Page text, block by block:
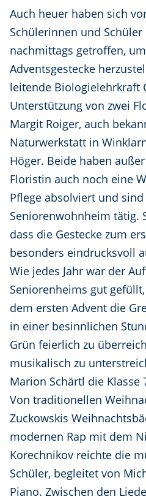
Auch heuer haben sich
Schülerinnen und Schüler
nachmittags getroffen,
Adventsgestecke
leitende Biologielehrkraft
Unterstützung von zwei
Margit Roiger, auch
Naturwerkstatt in
Höger. Beide haben
Floristin auch noch eine
Pflege absolviert und
Seniorenwohnheim tätig.
dass die Gestecke zum
besonders eindrucksvoll
Wie jedes Jahr war der
Seniorenheims gut
dem ersten Advent die
in einer besinnlichen
Grün feierlich zu
musikalisch zu
Marion Schärtl die Klasse
Von traditionellen
Zuckowskis
modernen Rap mit dem
Korechnikov reichte die
Schüler, begleitet von
Piano. Zwischen den